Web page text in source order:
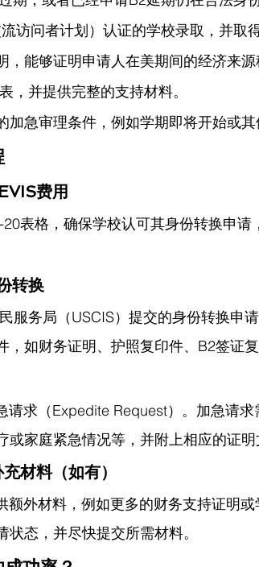
访问者计划）认证的学校录取，并取
能够证明申请人在美期间的经济来源
，并提供完整的支持材料。
加急审理条件，例如学期即将开始或其
费用
表格，确保学校认可其身份转换申请
转换
服务局（USCIS）提交的身份转换申
如财务证明、护照复印件、B2签证复
请求（Expedite Request）。加急请
家庭紧急情况等，并附上相应的证明
材料（如有）
额外材料，例如更多的财务支持证明
态，并尽快提交所需材料。